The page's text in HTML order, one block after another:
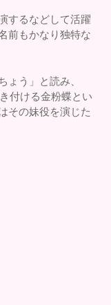
するなどして活躍
前もかなり独特な
ょう」と読み、
付ける金粉蝶とい
その妹役を演じた